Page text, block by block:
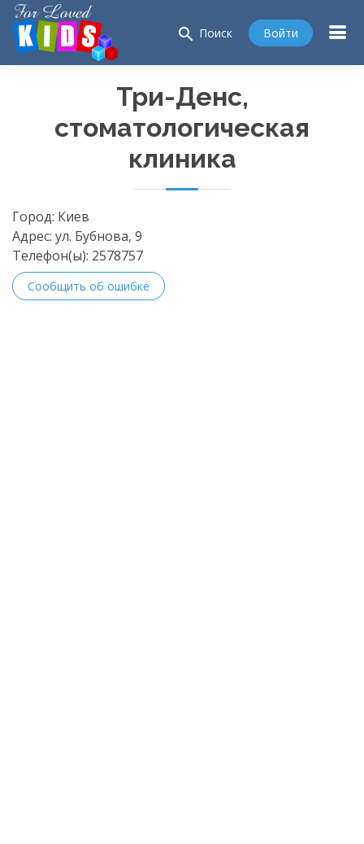
search Поиск Войти
Три-Денс,
стоматологическая
клиника
Город: Киев
Адрес: ул. Бубнова, 9
Телефон(ы): 2578757
Сообщить об ошибке